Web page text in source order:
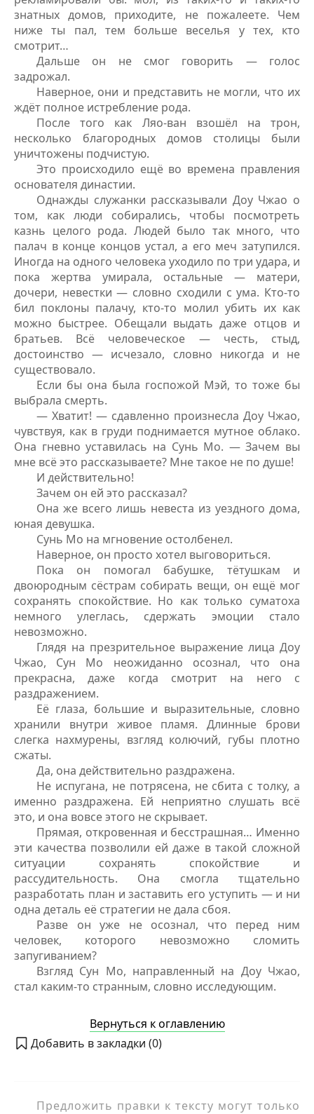
знатных домов, приходите, не пожалеете. Чем
ниже ты пал, тем больше веселья у тех, кто
смотрит…
Дальше он не смог говорить — голос
задрожал.
Наверное, они и представить не могли, что их
ждёт полное истребление рода.
После того как Ляо-ван взошёл на трон,
несколько благородных домов столицы были
уничтожены подчистую.
Это происходило ещё во времена правления
основателя династии.
Однажды служанки рассказывали Доу Чжао о
том, как люди собирались, чтобы посмотреть
казнь целого рода. Людей было так много, что
палач в конце концов устал, а его меч затупился.
Иногда на одного человека уходило по три удара, и
пока жертва умирала, остальные — матери,
дочери, невестки — словно сходили с ума. Кто-то
бил поклоны палачу, кто-то молил убить их как
можно быстрее. Обещали выдать даже отцов и
братьев. Всё человеческое — честь, стыд,
достоинство — исчезало, словно никогда и не
существовало.
Если бы она была госпожой Мэй, то тоже бы
выбрала смерть.
— Хватит! — сдавленно произнесла Доу Чжао,
чувствуя, как в груди поднимается мутное облако.
Она гневно уставилась на Сунь Мо. — Зачем вы
мне всё это рассказываете? Мне такое не по душе!
И действительно!
Зачем он ей это рассказал?
Она же всего лишь невеста из уездного дома,
юная девушка.
Сунь Мо на мгновение остолбенел.
Наверное, он просто хотел выговориться.
Пока он помогал бабушке, тётушкам и
двоюродным сёстрам собирать вещи, он ещё мог
сохранять спокойствие. Но как только суматоха
немного улеглась, сдержать эмоции стало
невозможно.
Глядя на презрительное выражение лица Доу
Чжао, Сун Мо неожиданно осознал, что она
прекрасна, даже когда смотрит на него с
раздражением.
Её глаза, большие и выразительные, словно
хранили внутри живое пламя. Длинные брови
слегка нахмурены, взгляд колючий, губы плотно
сжаты.
Да, она действительно раздражена.
Не испугана, не потрясена, не сбита с толку, а
именно раздражена. Ей неприятно слушать всё
это, и она вовсе этого не скрывает.
Прямая, откровенная и бесстрашная… Именно
эти качества позволили ей даже в такой сложной
ситуации сохранять спокойствие и
рассудительность. Она смогла тщательно
разработать план и заставить его уступить — и ни
одна деталь её стратегии не дала сбоя.
Разве он уже не осознал, что перед ним
человек, которого невозможно сломить
запугиванием?
Взгляд Сун Мо, направленный на Доу Чжао,
стал каким-то странным, словно исследующим.
Вернуться к оглавлению
Добавить в закладки (0)
Предложить правки к тексту могут только